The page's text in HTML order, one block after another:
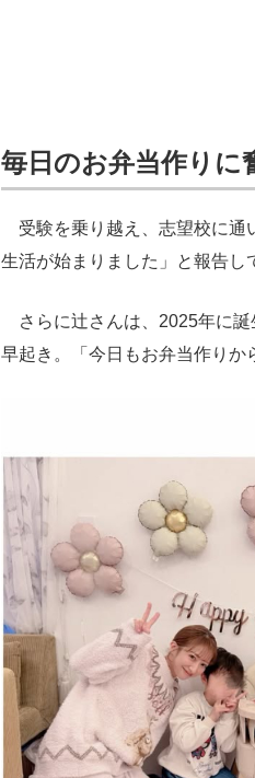
毎日のお弁当作りに
受験を乗り越え、志望校に通
生活が始まりました」と報告し
さらに辻さんは、2025年に誕
早起き。「今日もお弁当作りか